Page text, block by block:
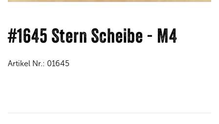
#1645 Stern Scheibe - M4
Artikel Nr.: 01645